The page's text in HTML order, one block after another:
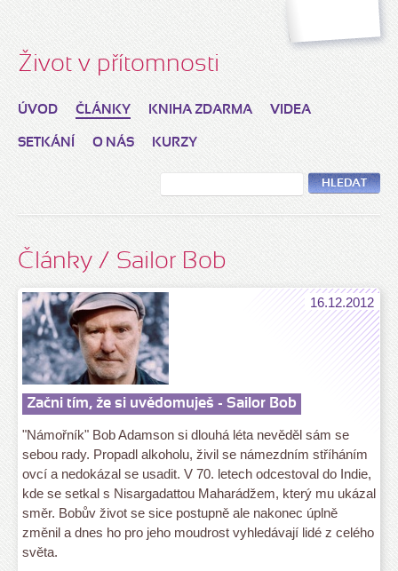
Život v přítomnosti
ÚVOD ČLÁNKY KNIHA ZDARMA VIDEA
SETKÁNÍ O NÁS KURZY
HLEDAT
Články / Sailor Bob
16.12.2012
Začni tím, že si uvědomuješ - Sailor Bob
"Námořník" Bob Adamson si dlouhá léta nevěděl sám se
sebou rady. Propadl alkoholu, živil se námezdním stříháním
ovcí a nedokázal se usadit. V 70. letech odcestoval do Indie,
kde se setkal s Nisargadattou Maharádžem, který mu ukázal
směr. Bobův život se sice postupně ale nakonec úplně
změnil a dnes ho pro jeho moudrost vyhledávají lidé z celého
světa.